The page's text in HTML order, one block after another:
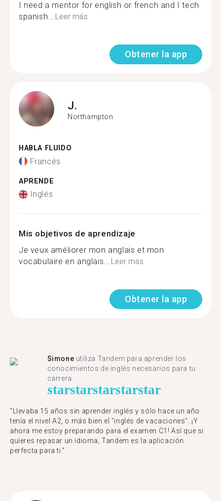
I need a mentor for english or french and I tech
spanish...Leer más
Obtener la app
J.
Northampton
HABLA FLUIDO
Francés
APRENDE
Inglés
Mis objetivos de aprendizaje
Je veux améliorer mon anglais et mon
vocabulaire en anglais...Leer más
Obtener la app
Simone utiliza Tandem para aprender los
conocimientos de inglés necesarios para tu
carrera.
starstarstarstarstar
"Llevaba 15 años sin aprender inglés y sólo hace un año
tenía el nivel A2, o más bien el "inglés de vacaciones". ¡Y
ahora me estoy preparando para el examen C1! Así que si
quieres repasar un idioma, Tandem es la aplicación
perfecta para ti."